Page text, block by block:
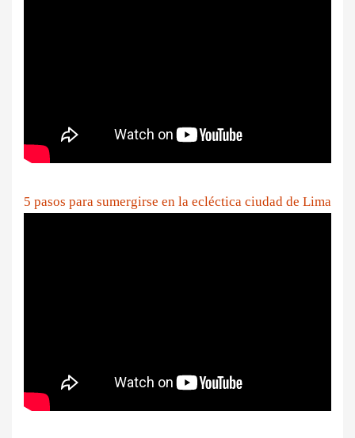
5 pasos para sumergirse en la ecléctica ciudad de Lima